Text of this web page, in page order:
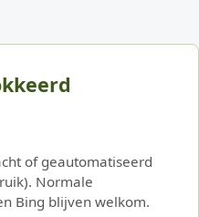
of geautomatiseerd
Normale
Bing blijven welkom.